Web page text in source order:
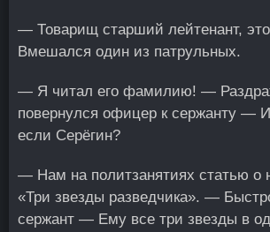
— Товарищ старший лейтенант,
Вмешался один из патрульных.
— Я читал его фамилию! —
повернулся офицер к сержанту —
если Серёгин?
— Нам на политзанятиях статью о
«Три звезды разведчика». —
сержант — Ему все три звезды в